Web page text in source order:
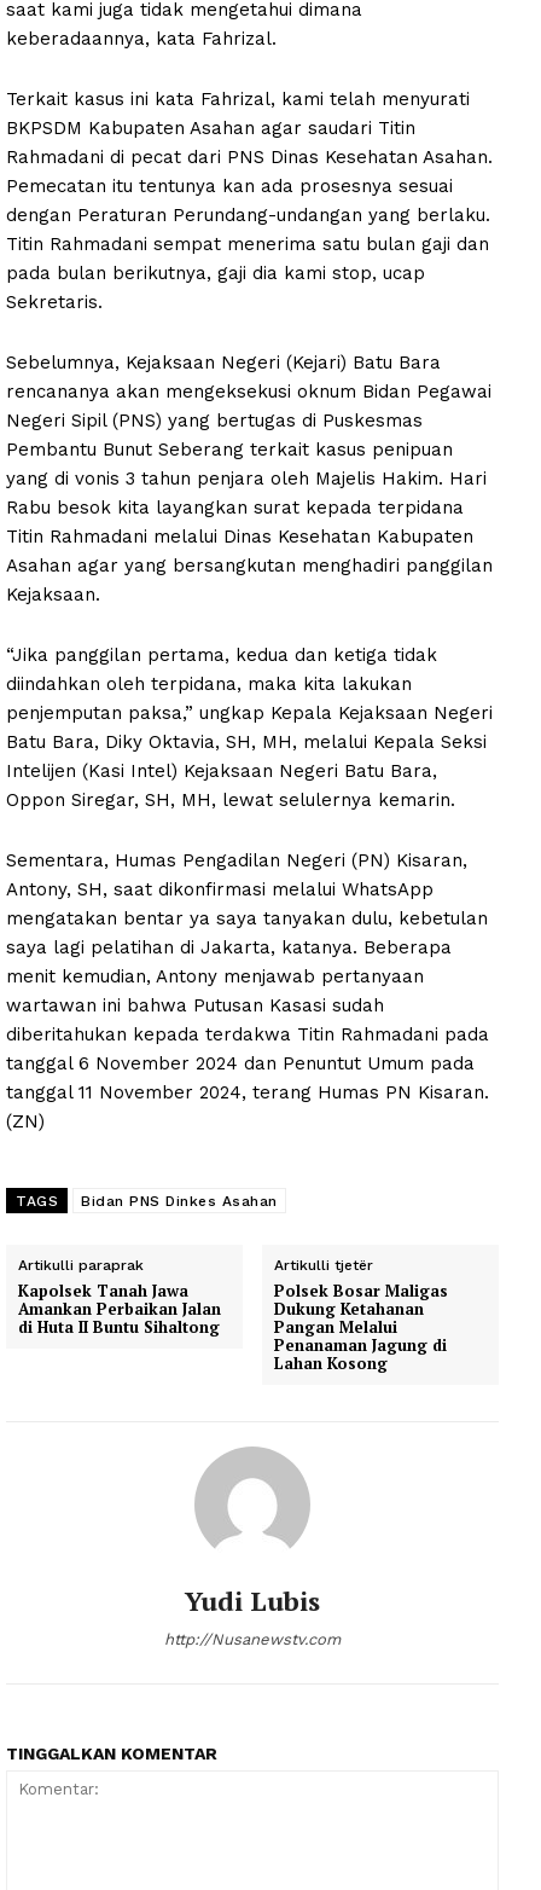
saat kami juga tidak mengetahui dimana
keberadaannya, kata Fahrizal.
Terkait kasus ini kata Fahrizal, kami telah menyurati
BKPSDM Kabupaten Asahan agar saudari Titin
Rahmadani di pecat dari PNS Dinas Kesehatan Asahan.
Pemecatan itu tentunya kan ada prosesnya sesuai
dengan Peraturan Perundang-undangan yang berlaku.
Titin Rahmadani sempat menerima satu bulan gaji dan
pada bulan berikutnya, gaji dia kami stop, ucap
Sekretaris.
Sebelumnya, Kejaksaan Negeri (Kejari) Batu Bara
rencananya akan mengeksekusi oknum Bidan Pegawai
Negeri Sipil (PNS) yang bertugas di Puskesmas
Pembantu Bunut Seberang terkait kasus penipuan
yang di vonis 3 tahun penjara oleh Majelis Hakim. Hari
Rabu besok kita layangkan surat kepada terpidana
Titin Rahmadani melalui Dinas Kesehatan Kabupaten
Asahan agar yang bersangkutan menghadiri panggilan
Kejaksaan.
“Jika panggilan pertama, kedua dan ketiga tidak
diindahkan oleh terpidana, maka kita lakukan
penjemputan paksa,” ungkap Kepala Kejaksaan Negeri
Batu Bara, Diky Oktavia, SH, MH, melalui Kepala Seksi
Intelijen (Kasi Intel) Kejaksaan Negeri Batu Bara,
Oppon Siregar, SH, MH, lewat selulernya kemarin.
Sementara, Humas Pengadilan Negeri (PN) Kisaran,
Antony, SH, saat dikonfirmasi melalui WhatsApp
mengatakan bentar ya saya tanyakan dulu, kebetulan
saya lagi pelatihan di Jakarta, katanya. Beberapa
menit kemudian, Antony menjawab pertanyaan
wartawan ini bahwa Putusan Kasasi sudah
diberitahukan kepada terdakwa Titin Rahmadani pada
tanggal 6 November 2024 dan Penuntut Umum pada
tanggal 11 November 2024, terang Humas PN Kisaran.
(ZN)
TAGS Bidan PNS Dinkes Asahan
Artikulli paraprak
Kapolsek Tanah Jawa
Amankan Perbaikan Jalan
di Huta II Buntu Sihaltong
Artikulli tjetër
Polsek Bosar Maligas
Dukung Ketahanan
Pangan Melalui
Penanaman Jagung di
Lahan Kosong
Yudi Lubis
http://Nusanewstv.com
TINGGALKAN KOMENTAR